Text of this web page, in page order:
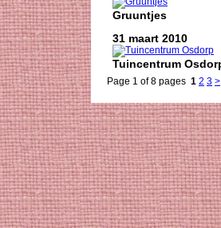
Gruuntjes
31 maart 2010
Tuincentrum
Page 1 of 8 pages 1 2 3 >